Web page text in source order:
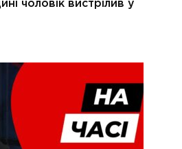
чоловік вистрілив у